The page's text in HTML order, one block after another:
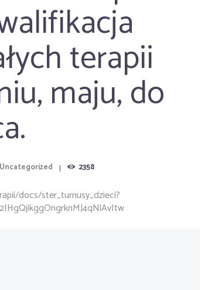
terapii
maju, do
Uncategorized 2358
docs/ster_turnusy_dzieci?